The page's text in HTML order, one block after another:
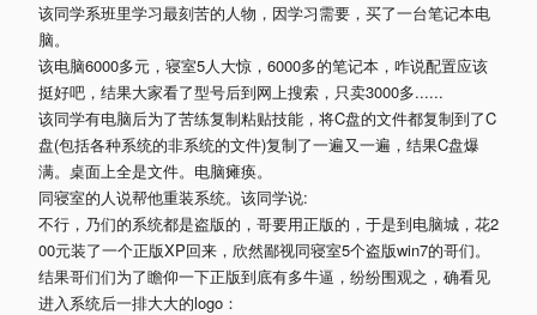
该同学系班里学习最刻苦的人物，因学习需要，买了一台笔记本电
脑。
该电脑6000多元，寝室5人大惊，6000多的笔记本，咋说配置应该
挺好吧，结果大家看了型号后到网上搜索，只卖3000多......
该同学有电脑后为了苦练复制粘贴技能，将C盘的文件都复制到了C
盘(包括各种系统的非系统的文件)复制了一遍又一遍，结果C盘爆
满。桌面上全是文件。电脑瘫痪。
同寝室的人说帮他重装系统。该同学说:
不行，乃们的系统都是盗版的，哥要用正版的，于是到电脑城，花2
00元装了一个正版XP回来，欣然鄙视同寝室5个盗版win7的哥们。
结果哥们们为了瞻仰一下正版到底有多牛逼，纷纷围观之，确看见
进入系统后一排大大的logo：